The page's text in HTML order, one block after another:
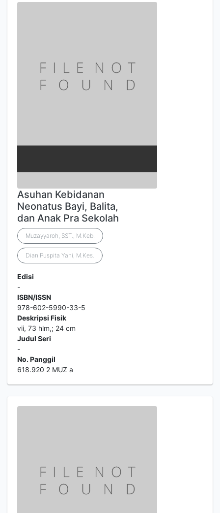
Asuhan Kebidanan
Neonatus Bayi, Balita,
dan Anak Pra Sekolah
Muzayyaroh, SST., M.Keb.
Dian Puspita Yani, M.Kes.
Edisi
-
ISBN/ISSN
978-602-5990-33-5
Deskripsi Fisik
vii, 73 hlm,; 24 cm
Judul Seri
-
No. Panggil
618.920 2 MUZ a